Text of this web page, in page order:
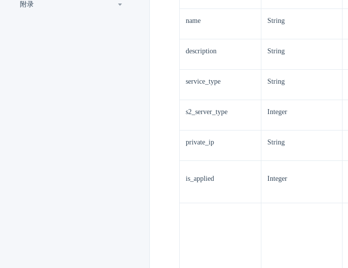
附录
name String
description String
service_type String
s2_server_type Integer
private_ip String
is_applied Integer